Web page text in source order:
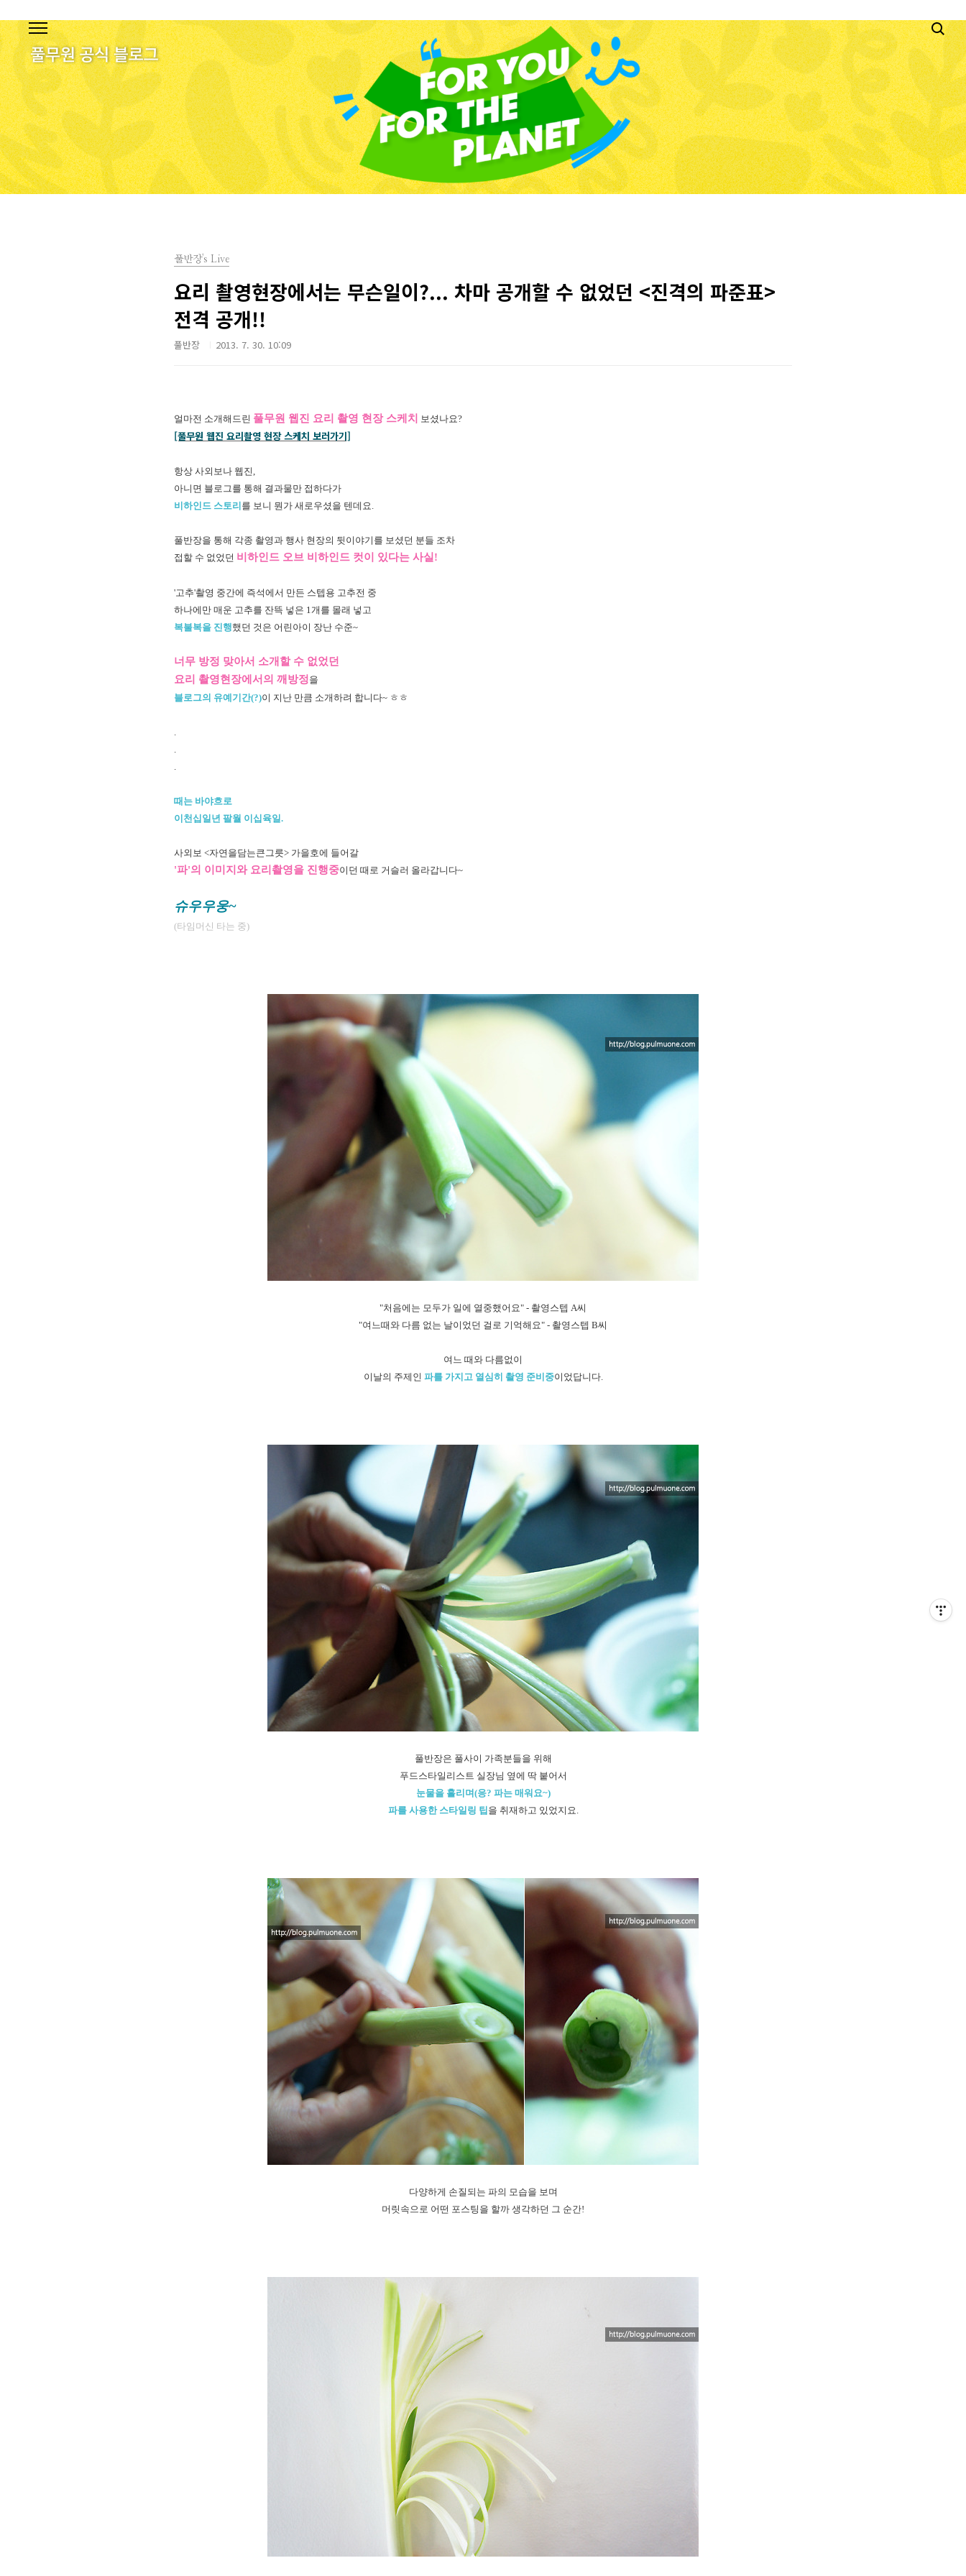
풀반장's Live
요리 촬영현장에서는 무슨일이?... 차마 공개할 수 없었던 <진격의 파준표>
전격 공개!!
풀반장 2013. 7. 30. 10:09
얼마전 소개해드린 풀무원 웹진 요리 촬영 현장 스케치 보셨나요?
[풀무원 웹진 요리촬영 현장 스케치 보러가기]
항상 사외보나 웹진,
아니면 블로그를 통해 결과물만 접하다가
비하인드 스토리 를 보니 뭔가 새로우셨을 텐데요.
풀반장을 통해 각종 촬영과 행사 현장의 뒷이야기를 보셨던 분들 조차
접할 수 없었던 비하인드 오브 비하인드 컷이 있다는 사실!
'고추'촬영 중간에 즉석에서 만든 스텝용 고추전 중
하나에만 매운 고추를 잔뜩 넣은 1개를 몰래 넣고
복불복을 진행했던 것은 어린아이 장난 수준~
너무 방정 맞아서 소개할 수 없었던
요리 촬영현장에서의 깨방정을
블로그의 유예기간(?)이 지난 만큼 소개하려 합니다~ ㅎㅎ
때는 바야흐로
이천십일년 팔월 이십육일.
사외보 <자연을담는큰그릇> 가을호에 들어갈
'파'의 이미지와 요리촬영을 진행중이던 때로 거슬러 올라갑니다~
슈우우웅~
(타임머신 타는 중)
"처음에는 모두가 일에 열중했어요" - 촬영스텝 A씨
"여느때와 다름 없는 날이었던 걸로 기억해요" - 촬영스텝 B씨
여느 때와 다름없이
이날의 주제인 파를 가지고 열심히 촬영 준비중이었답니다.
풀반장은 풀사이 가족분들을 위해
푸드스타일리스트 실장님 옆에 딱 붙어서
눈물을 흘리며(응? 파는 매워요~)
파를 사용한 스타일링 팁 을 취재하고 있었지요.
다양하게 손질되는 파의 모습을 보며
머릿속으로 어떤 포스팅을 할까 생각하던 그 순간!